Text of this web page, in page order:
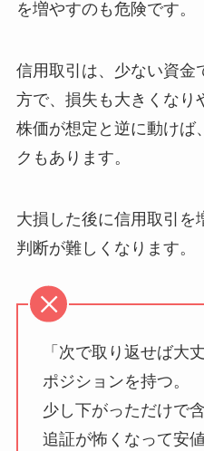
を増やすのも危険です。
信用取引は、少ない資金
方で、損失も大きくなり
株価が想定と逆に動けば
クもあります。
大損した後に信用取引を
判断が難しくなります。
「次で取り返せば大
ポジションを持つ。
少し下がっただけで
追証が怖くなって安